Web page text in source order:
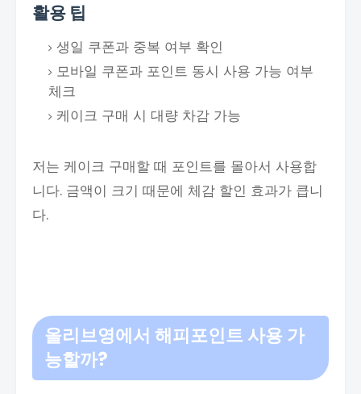
활용 팁
생일 쿠폰과 중복 여부 확인
모바일 쿠폰과 포인트 동시 사용 가능 여부
체크
케이크 구매 시 대량 차감 가능
저는 케이크 구매할 때 포인트를 몰아서 사용합
니다. 금액이 크기 때문에 체감 할인 효과가 큽니
다.
올리브영에서 해피포인트 사용 가
능할까?